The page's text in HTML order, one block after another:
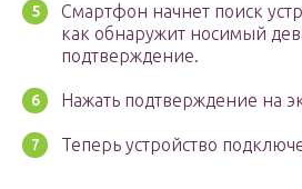
Смартфон начнет поиск
как обнаружит носимый
подтверждение.
Нажать подтверждение на
Теперь устройство